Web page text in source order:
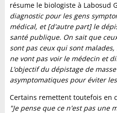
résume le biologiste à Labosud
diagnostic pour les gens
médical, et [d'autre part] le
santé publique. On sait que
sont pas ceux qui sont
ne vont pas voir le médecin et
L’objectif du dépistage de
asymptomatiques pour éviter
Certains remettent toutefois en
"Je pense que ce n'est pas une